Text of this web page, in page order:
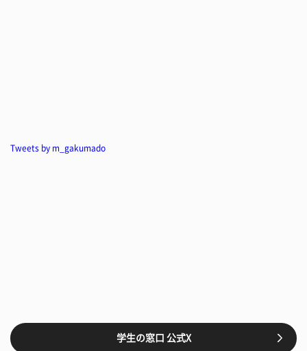
Tweets by m_gakumado
学生の窓口 公式X